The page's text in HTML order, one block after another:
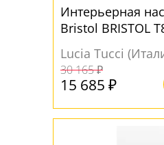
Интерьерная
Bristol BRISTOL
Lucia Tucci
30 165 ₽
15 685 ₽